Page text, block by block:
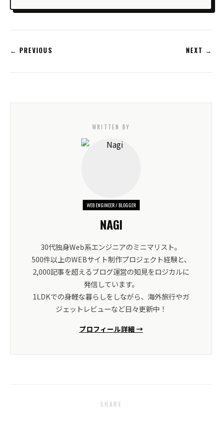
← PREVIOUS NEXT →
WRITTEN BY
WEB ENGINEER / BLOGGER
NAGI
30代独身Web系エンジニアのミニマリスト。
500件以上のWEBサイト制作プロジェクト経験と、
2,000記事を超えるブログ運営の知見をロジカルに
発信しています。
1LDKでの身軽な暮らしをしながら、海外旅行やガ
ジェットレビューなど日々更新中！
プロフィール詳細 →
SHARE